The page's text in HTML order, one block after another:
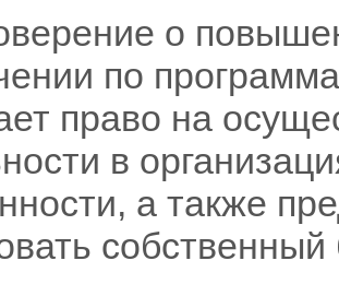
о
по
право на
в
а также